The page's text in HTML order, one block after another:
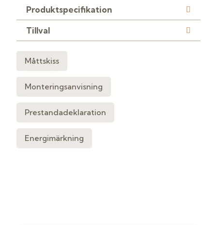
Produktspecifikation
Tillval
Måttskiss
Monteringsanvisning
Prestandadeklaration
Energimärkning